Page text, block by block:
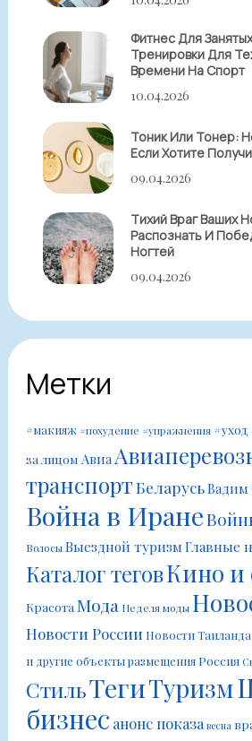
Фитнес Для
Тренировки Для
Времени На Спорт
10.04.2026
Тоник Или Тонер:
Если Хотите
09.04.2026
Тихий Враг Ваших
Распознать И
Ногтей
09.04.2026
Метки
#макияж #похудение #упражнения #уход
за лицом Авиа
транспортБеларусьВадим
Война в Иране
ВолосыВыездной туризмГлавные
Каталог теговКино и
Красота Мода Неделя моды
Новости России Новости Таиланда
и другие объекты размещенияРоссия
СтильТегиТуризм
бизнес анонс показа весна